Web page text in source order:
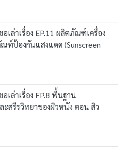
เล่าเรื่อง EP.11 ผลิตภัณฑ์เครื่อง
ฑ์ป้องกันแสงแดด (Sunscreen
เล่าเรื่อง EP.8 พื้นฐาน
ะสรีรวิทยาของผิวหนัง ตอน สิว